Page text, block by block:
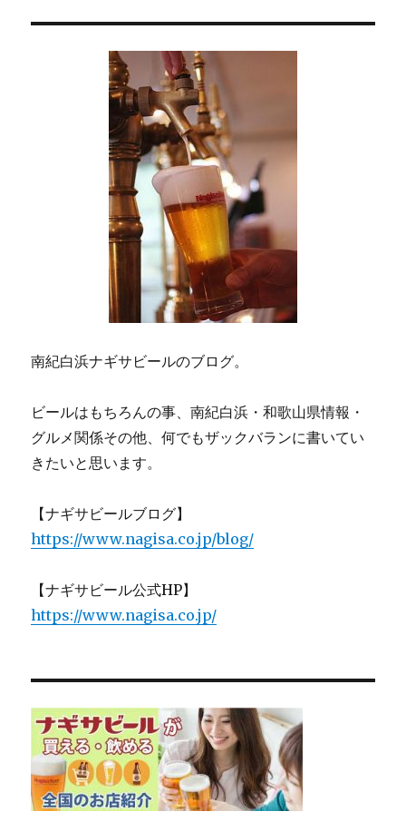
ン
南紀白浜ナギサビールのブログ。
ビールはもちろんの事、南紀白浜・和歌山県情報・
グルメ関係その他、何でもザックバランに書いてい
きたいと思います。
【ナギサビールブログ】
https://www.nagisa.co.jp/blog/
【ナギサビール公式HP】
https://www.nagisa.co.jp/